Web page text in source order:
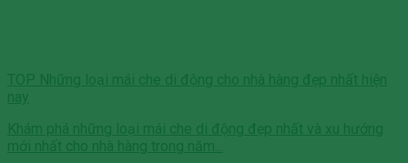
TOP Những loại mái che di động cho nhà hàng đẹp nhất hiện
nay
Khám phá những loại mái che di động đẹp nhất và xu hướng
mới nhất cho nhà hàng trong năm...